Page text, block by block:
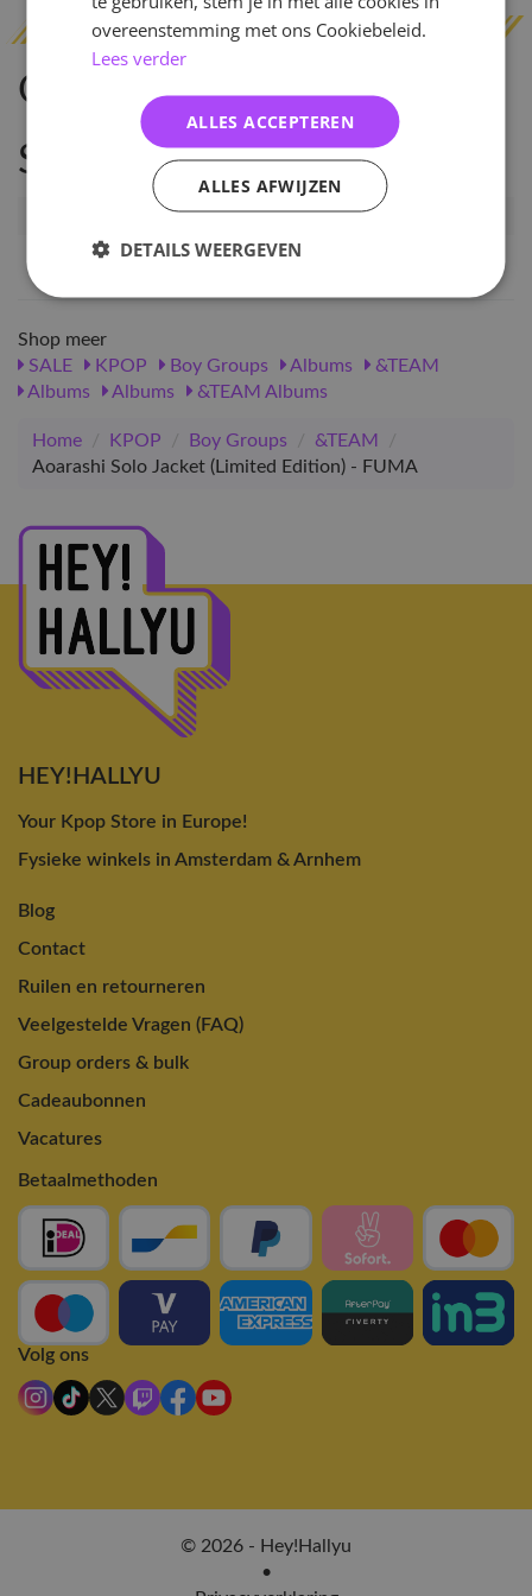
Omschrijving
Specificaties
75906
EAN nummer
1000000759068
Shop meer
SALE
KPOP Boy Groups Albums
&TEAM
Albums
Albums &TEAM Albums
Home / KPOP / Boy Groups / &TEAM
/
Aoarashi Solo Jacket (Limited Edition) - FUMA
HEY!HALLYU
Your Kpop Store in Europe!
Fysieke winkels in Amsterdam & Arnhem
Blog
Contact
Ruilen en retourneren
Veelgestelde Vragen (FAQ)
Group orders & bulk
Cadeaubonnen
Vacatures
Betaalmethoden
Volg ons
© 2026 - Hey!Hallyu
•
overeenstemming met ons Cookiebeleid.
Lees verder
ALLES ACCEPTEREN
ALLES AFWIJZEN
DETAILS WEERGEVEN